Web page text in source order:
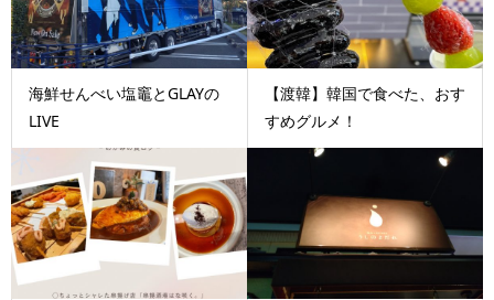
海鮮せんべい塩竈とGLAYの
LIVE
【渡韓】韓国で食べた、おす
すめグルメ！